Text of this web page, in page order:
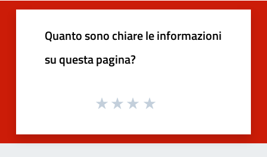
Quanto sono chiare le informazioni
su questa pagina?